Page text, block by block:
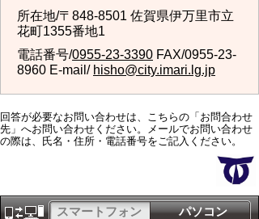
所在地/〒848-8501 佐賀県伊万里市立
花町1355番地1
電話番号/0955-23-3390 FAX/0955-23-
8960 E-mail/ hisho@city.imari.lg.jp
回答が必要なお問い合わせは、こちらの「お問合わせ
先」へお問い合わせください。メールでお問い合わせ
の際は、氏名・住所・電話番号をご記入ください。
パソコン
スマートフォン